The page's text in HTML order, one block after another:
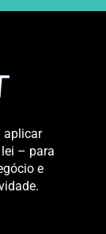
aplicar
– para
e